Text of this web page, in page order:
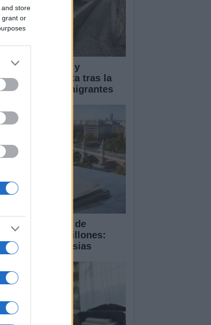
store
grant or
económico y
en Ceuta tras la
masiva de migrantes
del ático de
por 6,3 millones:
y controversias